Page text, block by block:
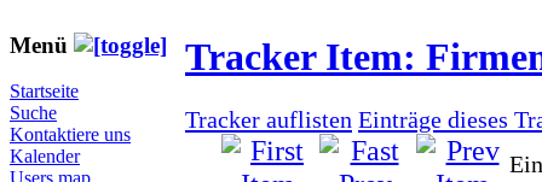
Menü
Startseite
Suche
Kontaktiere uns
Kalender
Tracker Item:
Tracker auflisten Einträge dieses